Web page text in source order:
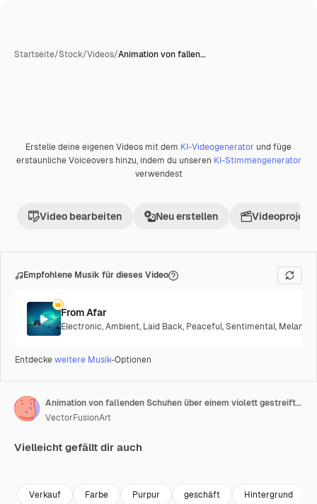
Startseite/Stock/Videos/Animation von fallen…
PremiumKI-generiert
Erstelle deine eigenen Videos mit dem KI-Videogenerator und füge
erstaunliche Voiceovers hinzu, indem du unseren KI-Stimmengenerator
verwendest
Video bearbeiten Neu erstellen Videoprojekt
Empfohlene Musik für dieses Video
From Afar
Electronic,Ambient, Laid Back, Peaceful,Sentimental,
Entdeckeweitere Musik-Optionen
Animation von fallenden Schuhen über einem violett gestreiften Hintergrund
VectorFusionArt
Vielleicht gefällt dir auch
Verkauf Farbe Purpur geschäft Hintergrund